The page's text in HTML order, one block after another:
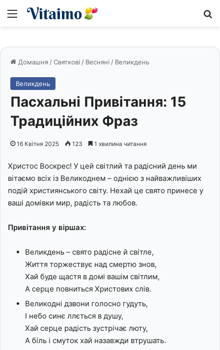
Меню
Домашня /Святкові / Весняні / Великдень
Великдень
Пасхальні Привітання: 15
Традиційних Фраз
16 Квітня 2025 123 1 хвилина читання
Христос Воскрес! У цей світлий та радісний день ми
вітаємо всіх із Великоднем – однією з найважливіших
подій християнського світу. Нехай це свято принесе у
ваші домівки мир, радість та любов.
Привітання у віршах:
Великдень – свято радісне й світле,
Життя торжествує над смертю знов,
Хай буде щастя в домі вашім світлим,
А серце повниться Христових слів.
Великодні дзвони голосно гудуть,
І небо синє ллється в душу,
Хай серце радість зустрічає люту,
А біль і смуток хай назавжди втрушать.